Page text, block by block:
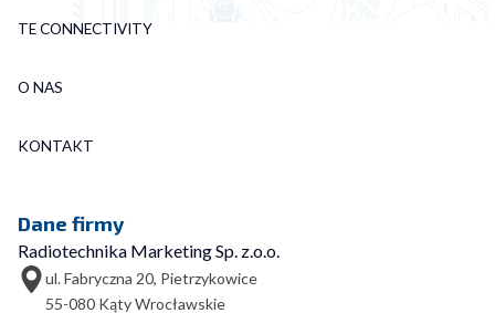
TE CONNECTIVITY
O NAS
KONTAKT
Dane firmy
Radiotechnika Marketing Sp. z.o.o.
ul. Fabryczna 20, Pietrzykowice
55-080 Kąty Wrocławskie